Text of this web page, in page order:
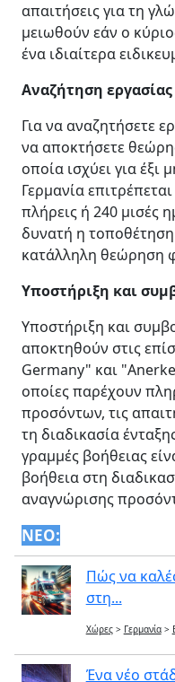
απαιτήσεις για τη
μειωθούν εάν ο
ένα ιδιαίτερα
Αναζήτηση
Για να αναζητήσετε
να αποκτήσετε
οποία ισχύει για έξι
Γερμανία
πλήρεις ή 240 μισές
δυνατή η
κατάλληλη θεώρηση
Υποστήριξη και
Υποστήριξη και
αποκτηθούν στις
Germany" και
οποίες παρέχουν
προσόντων, τις
τη διαδικασία
γραμμές βοήθειας
βοήθεια στη
αναγνώρισης
ΝΕΟ:
Πώς να
στη...
Χώρες > Γερμανία >
Ένα νέο